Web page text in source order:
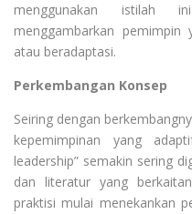
menggunakan istilah
menggambarkan
atau beradaptasi.
Perkembangan Konsep
Seiring dengan
kepemimpinan yang
leadership” semakin sering
dan literatur yang
praktisi mulai menekankan